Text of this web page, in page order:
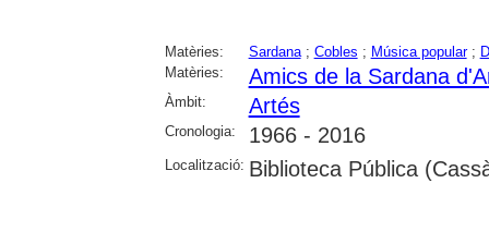
Matèries: Sardana; Cobles ; Música popular;
Matèries:
Amics de la Sardana
Àmbit: Artés
Cronologia: 1966 - 2016
Localització: Biblioteca Pública